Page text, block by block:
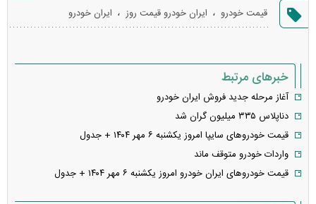
خطا
قیمت خودرو ، ایران خودرو قیمت روز ، ایران خودرو
خبرهای مرتبط
آغاز مرحله جدید فروش ایران‌ خودرو
دناپلاس ۳۳۵ میلیون گران شد
قیمت خودرو‌های سایپا امروز یکشنبه ۶ مهر ۱۴۰۴ + جدول
واردات خودرو متوقف ماند
قیمت خودرو‌های ایران خودرو امروز یکشنبه ۶ مهر ۱۴۰۴ + جدول